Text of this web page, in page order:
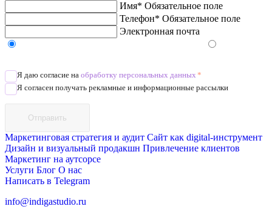
Имя* Обязательное поле
Телефон* Обязательное поле
Электронная почта
Я даю согласие на обработку персональных данных *
Я согласен получать рекламные и информационные рассылки
Отправить
Маркетинговая стратегия и аудит Сайт как digital-инструмент
Дизайн и визуальный продакшн Привлечение клиентов
Маркетинг на аутсорсе
Услуги Блог О нас
Написать в Telegram
info@indigastudio.ru